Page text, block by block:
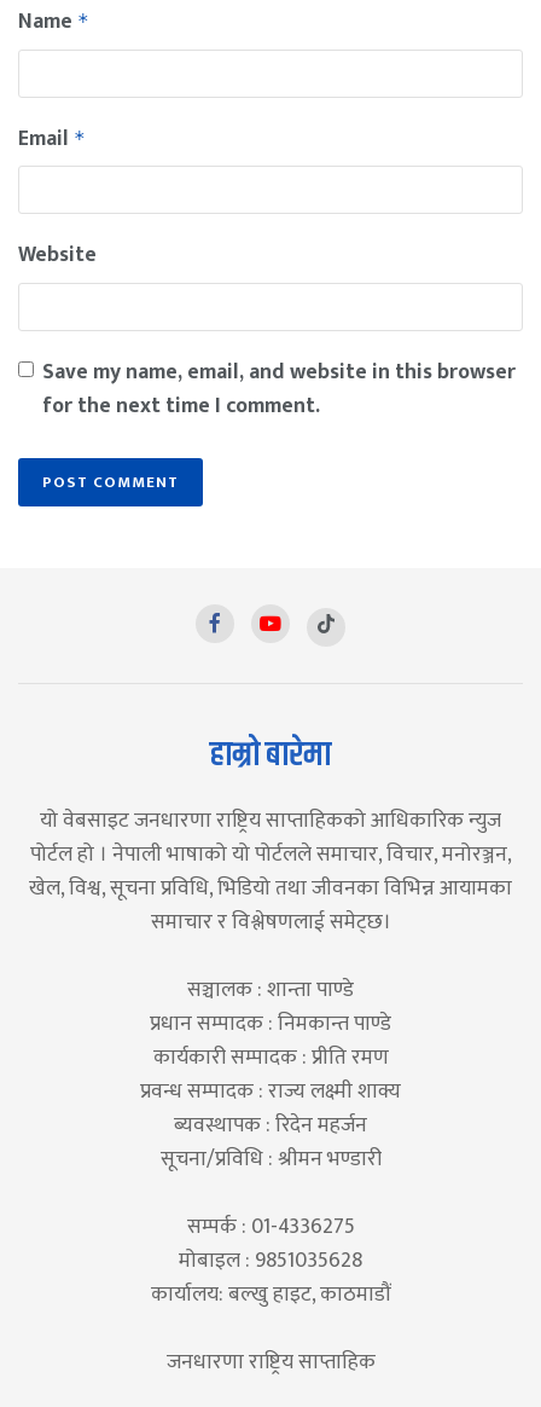
Name *
Email *
Website
Save my name, email, and website in this browser
for the next time I comment.
हाम्रो बारेमा
यो वेबसाइट जनधारणा राष्ट्रिय साप्ताहिकको आधिकारिक न्युज
पोर्टल हो । नेपाली भाषाको यो पोर्टलले समाचार, विचार, मनोरञ्जन,
खेल, विश्व, सूचना प्रविधि, भिडियो तथा जीवनका विभिन्न आयामका
समाचार र विश्लेषणलाई समेट्छ।
सञ्चालक : शान्ता पाण्डे
प्रधान सम्पादक : निमकान्त पाण्डे
कार्यकारी सम्पादक : प्रीति रमण
प्रवन्ध सम्पादक : राज्य लक्ष्मी शाक्य
ब्यवस्थापक : रिदेन महर्जन
सूचना/प्रविधि : श्रीमन भण्डारी
सम्पर्क : 01-4336275
मोबाइल : 9851035628
कार्यालय: बल्खु हाइट, काठमाडौं
जनधारणा राष्ट्रिय साप्ताहिक